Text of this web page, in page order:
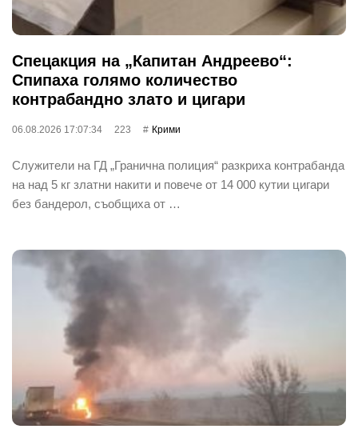
Спецакция на „Капитан Андреево“:
Спипаха голямо количество
контрабандно злато и цигари
06.08.2026 17:07:34 223 Крими
Служители на ГД „Гранична полиция“ разкриха контрабанда
на над 5 кг златни накити и повече от 14 000 кутии цигари
без бандерол, съобщиха от …